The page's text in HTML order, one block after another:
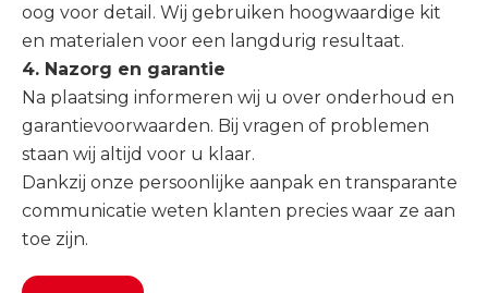
oog voor detail. Wij gebruiken hoogwaardige kit
en materialen voor een langdurig resultaat.
4. Nazorg en garantie
Na plaatsing informeren wij u over onderhoud en
garantievoorwaarden. Bij vragen of problemen
staan wij altijd voor u klaar.
Dankzij onze persoonlijke aanpak en transparante
communicatie weten klanten precies waar ze aan
toe zijn.